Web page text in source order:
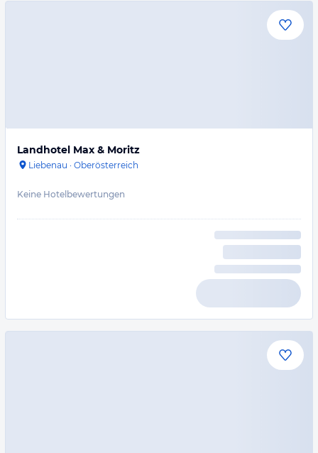
Landhotel Max & Moritz
Liebenau · Oberösterreich
Keine Hotelbewertungen